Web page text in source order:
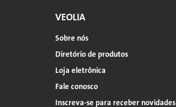
VEOLIA
Sobre nós
Diretório de produtos
Loja eletrônica
Fale conosco
Inscreva-se para receber novidades